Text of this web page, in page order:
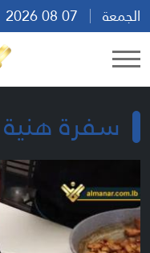
الجمعة
سفرة هنية 2019 - الحلقة 19